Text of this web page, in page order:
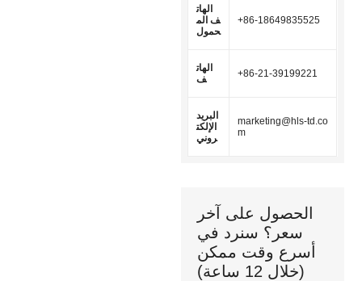
الهات
ف الم
حمول
+86-18649835525
الهات
ف
+86-21-39199221
البريد
الإلكت
روني
marketing@hls-td.co
m
الحصول على آخر
سعر؟ سنرد في
أسرع وقت ممكن
(خلال 12 ساعة)